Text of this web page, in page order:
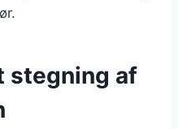
stegning af